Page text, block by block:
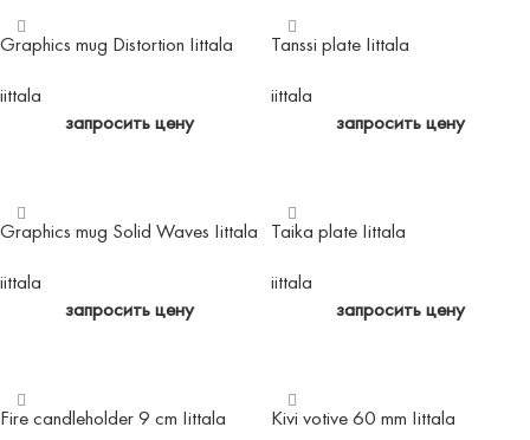
Graphics mug Distortion Iittala
iittala
запросить цену
Tanssi plate Iittala
iittala
запросить цену
Graphics mug Solid Waves Iittala
iittala
запросить цену
Taika plate Iittala
iittala
запросить цену
Fire candleholder 9 cm Iittala Kivi votive 60 mm Iittala